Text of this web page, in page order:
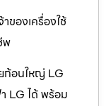
ของเครื่องใช้
พ
ก้อนใหญ่ LG
LG ได้ พร้อม